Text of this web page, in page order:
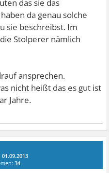
das sie das
da genau solche
sie beschreibst. Im
Stolperer nämlich
ansprechen.
nicht heißt das es gut ist
Jahre.
01.09.2013
34